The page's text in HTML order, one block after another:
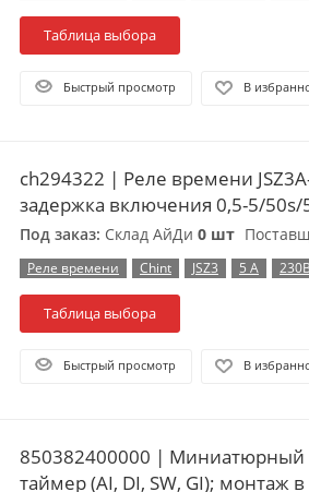
Таблица выбора
Быстрый просмотр В
ch294322 | Реле времени
задержка включения 0,5-5/50s/
Под заказ: Склад АйДи 0 шт
Реле времени Chint JSZ3 5 А
Таблица выбора
Быстрый просмотр В
850382400000 |
таймер (AI, DI, SW, GI); монтаж